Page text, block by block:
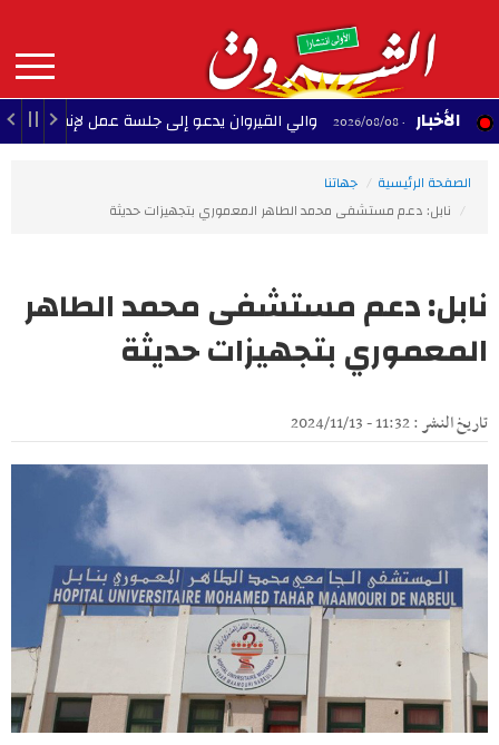
contenu
principal
MAIN
NAVIGATION الأخبار 22:35 - 2026/ والي القيروان يدعو إلى جلسة عمل لإنقاذ الشبيبة
الصفحة الرئيسية
جهاتنا
نابل: دعم مستشفى محمد الطاهر المعموري بتجهيزات حديثة
نابل: دعم مستشفى محمد الطاهر
المعموري بتجهيزات حديثة
تاريخ النشر : 11:32 - 2024/11/13